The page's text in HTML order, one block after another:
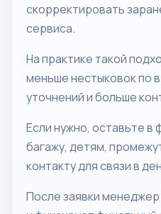
скорректировать
сервиса.
На практике такой
меньше нестыковок по
уточнений и больше
Если нужно, оставьте в
багажу, детям,
контакту для связи в
После заявки